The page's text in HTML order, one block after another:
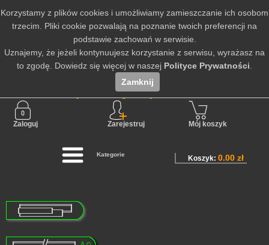
Nie jesteś zalogowany
Zaloguj Zarejestruj Mój koszyk
Kategorie Koszyk:0.00 zł
Korzystamy z plików cookies i umożliwiamy zamieszczanie ich osobom
trzecim. Pliki cookie pozwalają na poznanie twoich preferencji na
podstawie zachowań w serwisie.
Uznajemy, że jeżeli kontynuujesz korzystanie z serwisu, wyrażasz na
to zgodę. Dowiedz się więcej w naszej Polityce Prywatności
Zamknij